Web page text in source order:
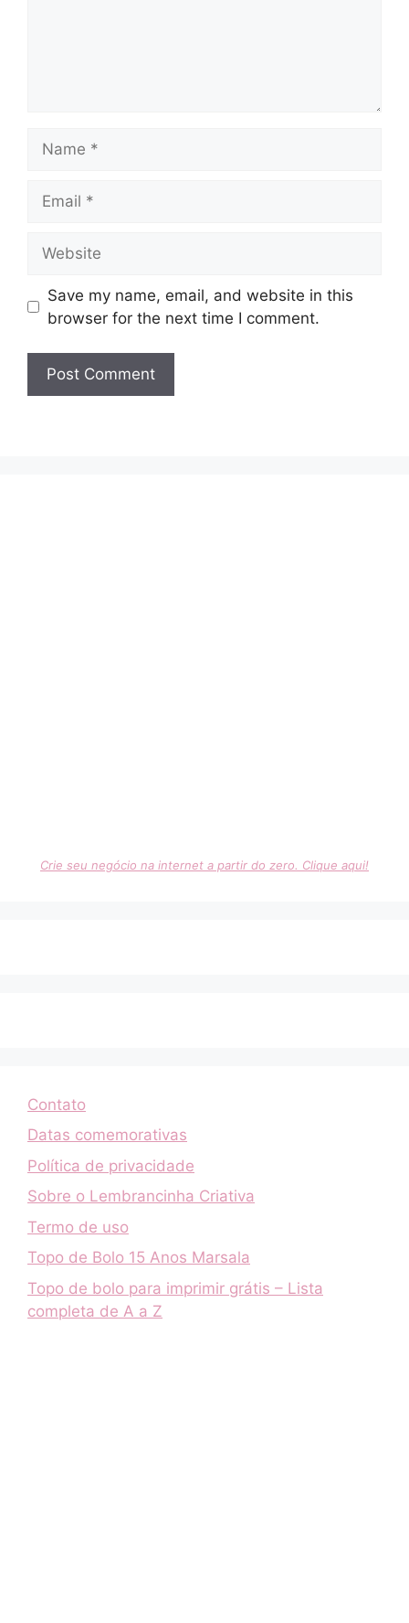
Save my name, email, and website in this
browser for the next time I comment.
Crie seu negócio na internet a partir do zero. Clique aqui!
Contato
Datas comemorativas
Política de privacidade
Sobre o Lembrancinha Criativa
Termo de uso
Topo de Bolo 15 Anos Marsala
Topo de bolo para imprimir grátis – Lista
completa de A a Z